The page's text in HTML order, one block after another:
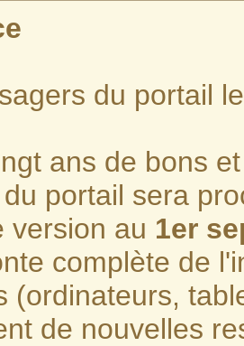
du portail
ans de bons
portail sera
version au 1er
complète de
(ordinateurs,
de nouvelles